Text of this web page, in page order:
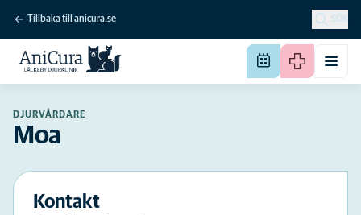
Tillbaka till anicura.se SÖK
DJURVÅRDARE
Moa
Kontakt